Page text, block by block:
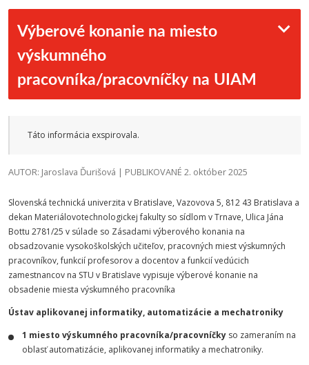
Výberové konanie na miesto
výskumného
pracovníka/pracovníčky na UIAM
Táto informácia exspirovala.
AUTOR: Jaroslava Ďurišová | PUBLIKOVANÉ 2. október 2025
Slovenská technická univerzita v Bratislave, Vazovova 5, 812 43 Bratislava a
dekan Materiálovotechnologickej fakulty so sídlom v Trnave, Ulica Jána
Bottu 2781/25 v súlade so Zásadami výberového konania na
obsadzovanie vysokoškolských učiteľov, pracovných miest výskumných
pracovníkov, funkcií profesorov a docentov a funkcií vedúcich
zamestnancov na STU v Bratislave vypisuje výberové konanie na
obsadenie miesta výskumného pracovníka
Ústav aplikovanej informatiky, automatizácie a mechatroniky
1 miesto výskumného pracovníka/pracovníčky so zameraním na
oblasť automatizácie, aplikovanej informatiky a mechatroniky.